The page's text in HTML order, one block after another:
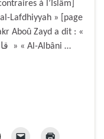
à l’Islâm]
Lafdhiyyah » [page
Aboû Zayd a dit : «
قال الألباني :تلقيب من حج بالحاج : بدعة » « Al-Albâni …